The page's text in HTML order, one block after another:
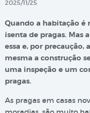
2025/11/25
Quando a habitação é
isenta de pragas. Mas
essa e, por precaução,
mesma a construção
uma inspeção e um
pragas.
As pragas em casas